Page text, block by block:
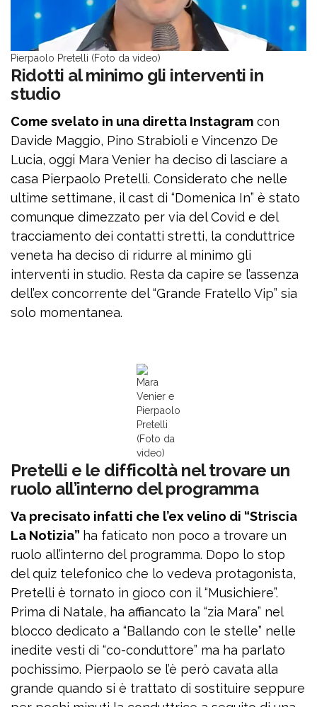
Pierpaolo Pretelli (Foto da video)
Ridotti al minimo gli interventi in
studio
Come svelato in una diretta Instagram con
Davide Maggio, Pino Strabioli e Vincenzo De
Lucia, oggi Mara Venier ha deciso di lasciare a
casa Pierpaolo Pretelli. Considerato che nelle
ultime settimane, il cast di “Domenica In” è stato
comunque dimezzato per via del Covid e del
tracciamento dei contatti stretti, la conduttrice
veneta ha deciso di ridurre al minimo gli
interventi in studio. Resta da capire se l’assenza
dell’ex concorrente del “Grande Fratello Vip” sia
solo momentanea.
Mara
Venier e
Pierpaolo
Pretelli
(Foto da
video)
Pretelli e le difficoltà nel trovare un
ruolo all’interno del programma
Va precisato infatti che l’ex velino di “Striscia
La Notizia” ha faticato non poco a trovare un
ruolo all’interno del programma. Dopo lo stop
del quiz telefonico che lo vedeva protagonista,
Pretelli è tornato in gioco con il “Musichiere”.
Prima di Natale, ha affiancato la “zia Mara” nel
blocco dedicato a “Ballando con le stelle” nelle
inedite vesti di “co-conduttore” ma ha parlato
pochissimo. Pierpaolo se l’è però cavata alla
grande quando si è trattato di sostituire seppure